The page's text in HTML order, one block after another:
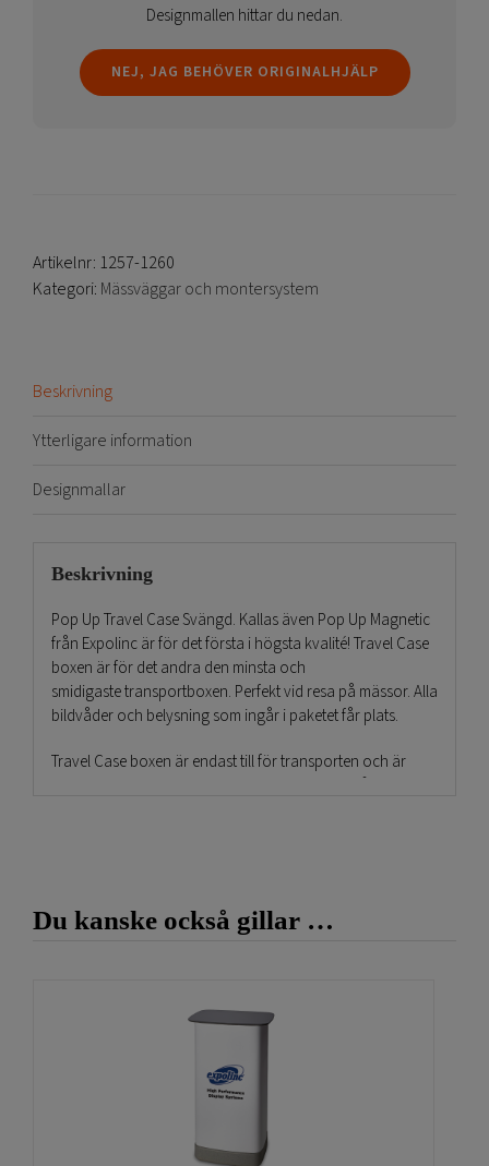
Designmallen hittar du nedan.
NEJ, JAG BEHÖVER ORIGINALHJÄLP
Artikelnr: 1257-1260
Kategori: Mässväggar och montersystem
Beskrivning
Ytterligare information
Designmallar
Beskrivning
Pop Up Travel Case Svängd. Kallas även Pop Up Magnetic
från Expolinc är för det första i högsta kvalité! Travel Case
boxen är för det andra den minsta och
smidigaste transportboxen. Perfekt vid resa på mässor. Alla
bildvåder och belysning som ingår i paketet får plats.
Travel Case boxen är endast till för transporten och är
Hel mässmonter man lätt fäller upp Pop Up
och sedan klickar man fast på ett antal ställen så hålls
magnetstängerna på pop up väggen. Därefter hänger
man upp våderna uppifrån som sedan fäster på väggen
magnet rullar man ihop och även de får plats i
Du kanske också gillar …